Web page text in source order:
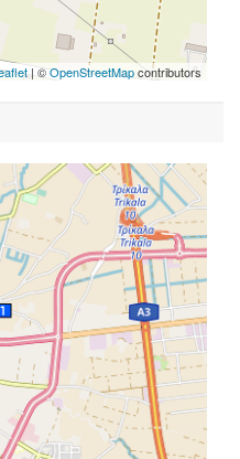
| ©OpenStreetMapcontributors